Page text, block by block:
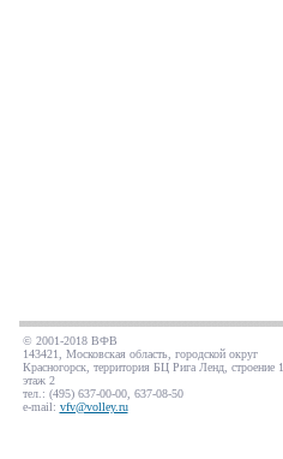
© 2001-2018 ВФВ
143421, Московская область, городской округ
Красногорск, территория БЦ Рига Ленд, строение 1,
этаж 2
тел.: (495) 637-00-00, 637-08-50
e-mail: vfv@volley.ru